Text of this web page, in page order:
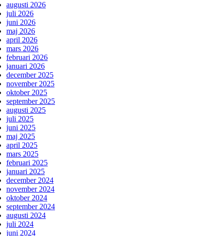
augusti 2026
juli 2026
juni 2026
maj 2026
april 2026
mars 2026
februari 2026
januari 2026
december 2025
november 2025
oktober 2025
september 2025
augusti 2025
juli 2025
juni 2025
maj 2025
april 2025
mars 2025
februari 2025
januari 2025
december 2024
november 2024
oktober 2024
september 2024
augusti 2024
juli 2024
juni 2024